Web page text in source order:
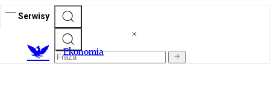
Serwisy
Ekonomia